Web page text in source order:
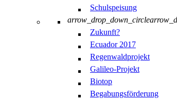
Schulspeisung
arrow_drop_down_circle
Zukunft?
Ecuador 2017
Regenwaldprojekt
Galileo-Projekt
Biotop
Begabungsförderung